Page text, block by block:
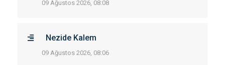
09 Ağustos 2026, 08:08
Nezide Kalem
09 Ağustos 2026, 08:06